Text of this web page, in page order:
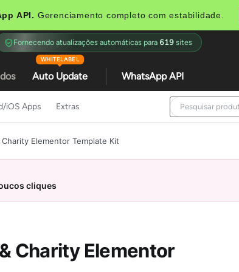
API. Gerenciamento completo com estabilidade.
Auto Update
WHITELABEL
WhatsApp API
Fornecendo atualizações automáticas para 619 sites
iOS Apps Extras
Elementor Template Kit
cliques
Charity Elementor